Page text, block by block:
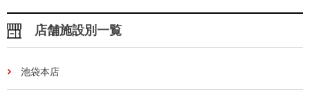
店舗施設別一覧
池袋本店